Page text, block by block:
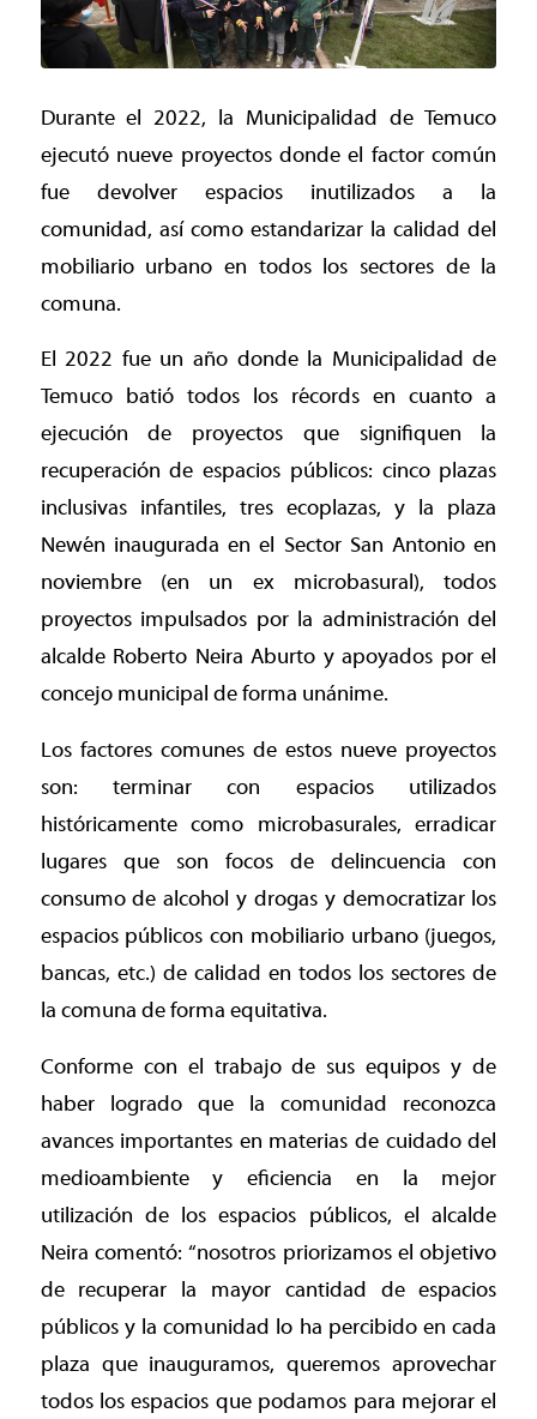
Durante el 2022, la Municipalidad de Temuco
ejecutó nueve proyectos donde el factor común
fue devolver espacios inutilizados a la
comunidad, así como estandarizar la calidad del
mobiliario urbano en todos los sectores de la
comuna.
El 2022 fue un año donde la Municipalidad de
Temuco batió todos los récords en cuanto a
ejecución de proyectos que signifiquen la
recuperación de espacios públicos: cinco plazas
inclusivas infantiles, tres ecoplazas, y la plaza
Newén inaugurada en el Sector San Antonio en
noviembre (en un ex microbasural), todos
proyectos impulsados por la administración del
alcalde Roberto Neira Aburto y apoyados por el
concejo municipal de forma unánime.
Los factores comunes de estos nueve proyectos
son: terminar con espacios utilizados
históricamente como microbasurales, erradicar
lugares que son focos de delincuencia con
consumo de alcohol y drogas y democratizar los
espacios públicos con mobiliario urbano (juegos,
bancas, etc.) de calidad en todos los sectores de
la comuna de forma equitativa.
Conforme con el trabajo de sus equipos y de
haber logrado que la comunidad reconozca
avances importantes en materias de cuidado del
medioambiente y eficiencia en la mejor
utilización de los espacios públicos, el alcalde
Neira comentó: “nosotros priorizamos el objetivo
de recuperar la mayor cantidad de espacios
públicos y la comunidad lo ha percibido en cada
plaza que inauguramos, queremos aprovechar
todos los espacios que podamos para mejorar el